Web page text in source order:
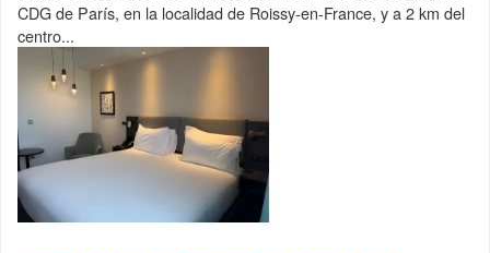
CDG de París, en la localidad de Roissy-en-France, y a 2 km del
centro...